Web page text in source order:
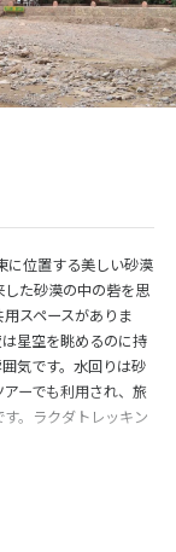
に位置する美しい砂漠
た砂漠の中の砦を思
スペースがありま
星空を眺めるのに持
気です。水回りは砂
ーでも利用され、旅
。ラクダトレッキン